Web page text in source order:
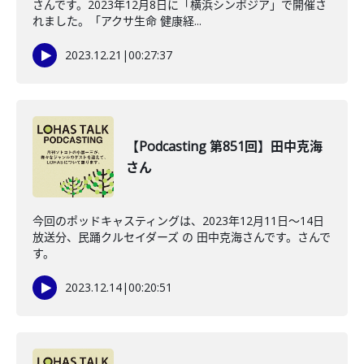
さんです。2023年12月8日に「横浜シンポジア」で開催さ
れました。「アクサ生命 健康経...
2023.12.21 |00:27:37
【Podcasting 第851回】田中克海
さん
今回のポッドキャスティングは、2023年12月11日〜14日
放送分、民踊クルセイダーズ の 田中克海さんです。さんで
す。
2023.12.14|00:20:51